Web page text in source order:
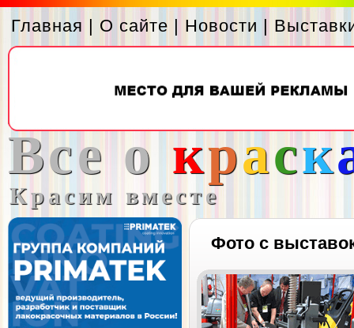
Главная | О сайте | Новости |
Все о краск
Красим вместе
Фото с